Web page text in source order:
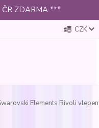
ČR ZDARMA ***
CZK
Elements Rivoli